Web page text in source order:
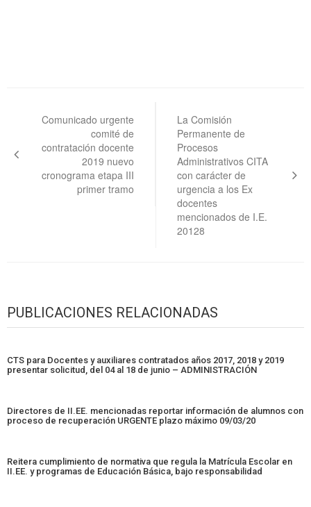
entradas
Comunicado urgente
comité de
contratación docente
2019 nuevo
cronograma etapa III
primer tramo
La Comisión
Permanente de
Procesos
Administrativos CITA
con carácter de
urgencia a los Ex
docentes
mencionados de I.E.
20128
PUBLICACIONES RELACIONADAS
CTS para Docentes y auxiliares contratados años 2017, 2018 y 2019
presentar solicitud, del 04 al 18 de junio – ADMINISTRACIÓN
Directores de II.EE. mencionadas reportar información de alumnos con
proceso de recuperación URGENTE plazo máximo 09/03/20
Reitera cumplimiento de normativa que regula la Matrícula Escolar en
II.EE. y programas de Educación Básica, bajo responsabilidad